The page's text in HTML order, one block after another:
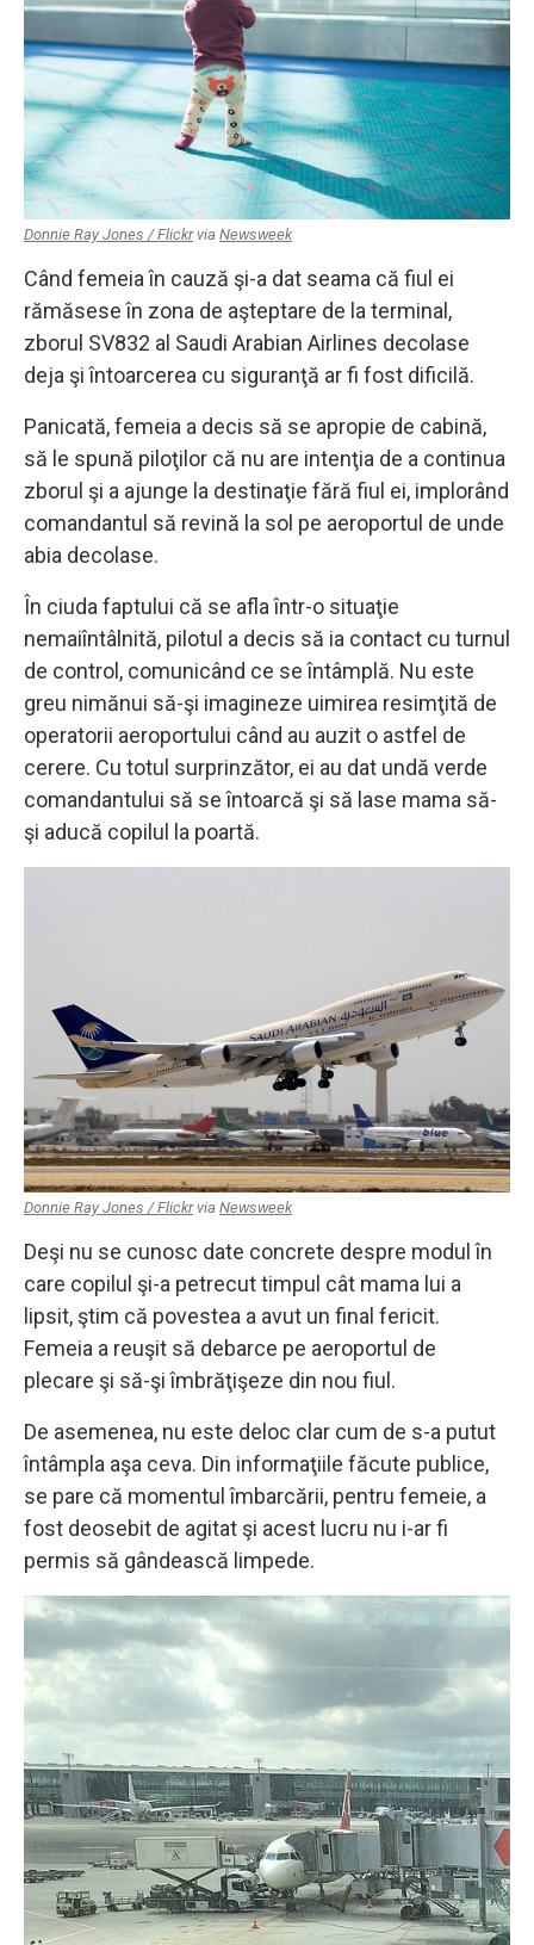
Donnie Ray Jones / Flickrvia Newsweek
Când femeia în cauză şi-a dat seama că fiul ei
rămăsese în zona de aşteptare de la terminal,
zborul SV832 al Saudi Arabian Airlines decolase
deja şi întoarcerea cu siguranţă ar fi fost dificilă.
Panicată, femeia a decis să se apropie de cabină,
să le spună piloţilor că nu are intenţia de a continua
zborul şi a ajunge la destinaţie fără fiul ei, implorând
comandantul să revină la sol pe aeroportul de unde
abia decolase.
În ciuda faptului că se afla într-o situaţie
nemaiîntâlnită, pilotul a decis să ia contact cu turnul
de control, comunicând ce se întâmplă. Nu este
greu nimănui să-şi imagineze uimirea resimţită de
operatorii aeroportului când au auzit o astfel de
cerere. Cu totul surprinzător, ei au dat undă verde
comandantului să se întoarcă şi să lase mama să-
şi aducă copilul la poartă.
Donnie Ray Jones / Flickrvia Newsweek
Deşi nu se cunosc date concrete despre modul în
care copilul şi-a petrecut timpul cât mama lui a
lipsit, ştim că povestea a avut un final fericit.
Femeia a reuşit să debarce pe aeroportul de
plecare şi să-şi îmbrăţişeze din nou fiul.
De asemenea, nu este deloc clar cum de s-a putut
întâmpla aşa ceva. Din informaţiile făcute publice,
se pare că momentul îmbarcării, pentru femeie, a
fost deosebit de agitat şi acest lucru nu i-ar fi
permis să gândească limpede.